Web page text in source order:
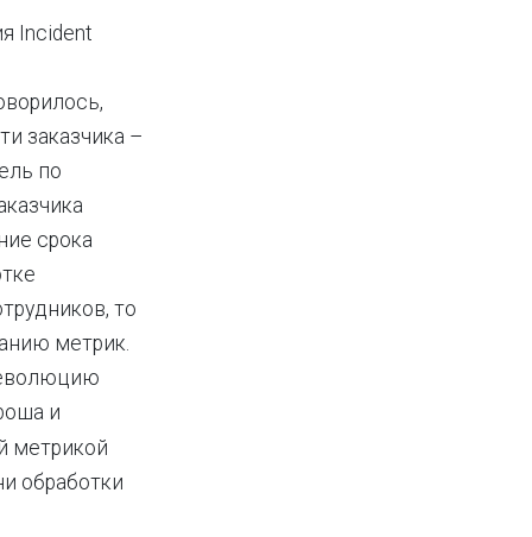
Incident
заказчика –
по
срока
то
метрик.
и
метрикой
обработки